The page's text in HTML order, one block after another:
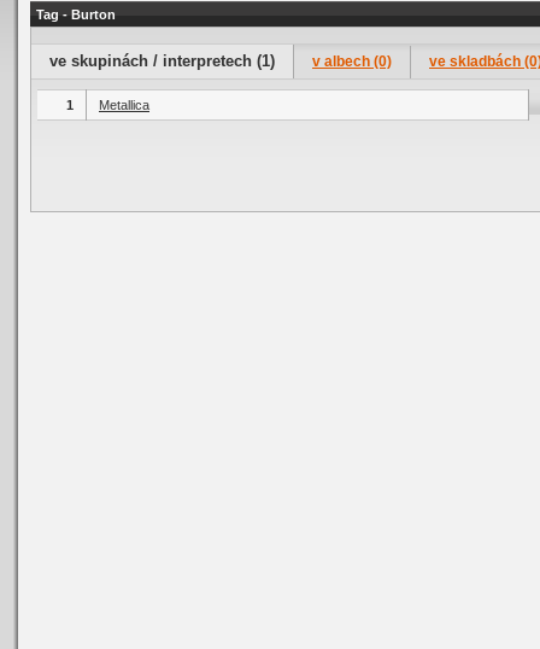
Tag - Burton
ve skupinách / interpretech (1) v albech (0) ve skladbách
1 Metallica